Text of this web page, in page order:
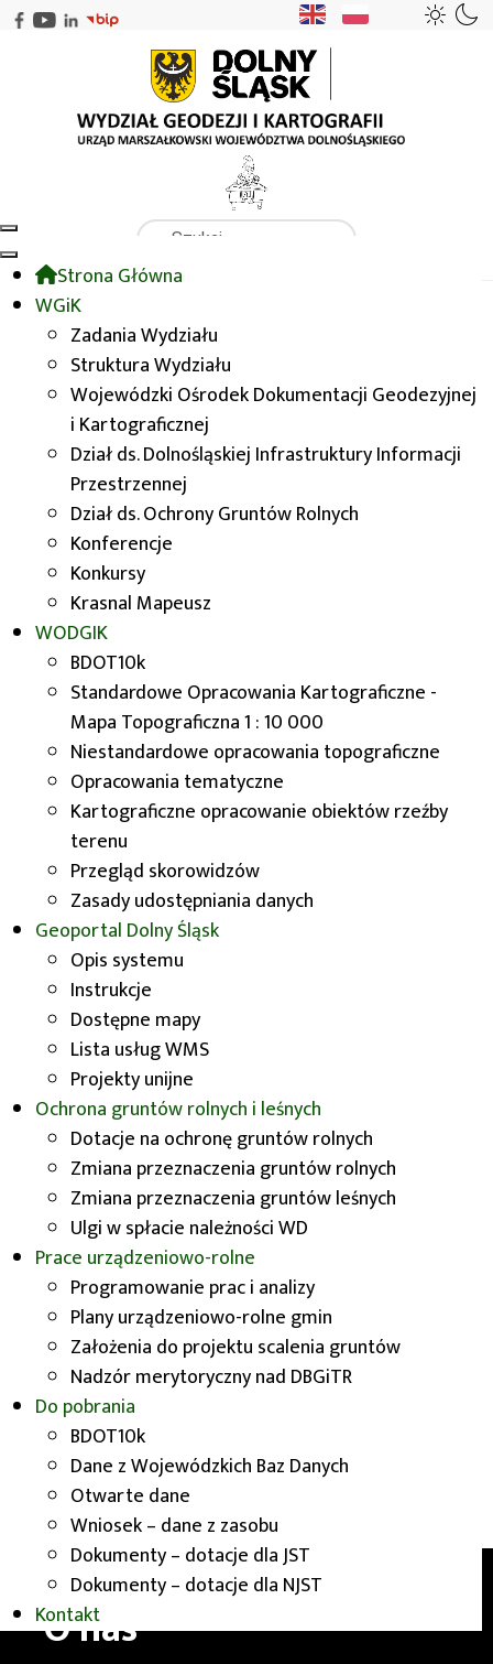
Szukaj
Strona Główna
WGiK
Zadania Wydziału
Struktura Wydziału
Wojewódzki Ośrodek Dokumentacji Geodezyjnej
i Kartograficznej
Dział ds. Dolnośląskiej Infrastruktury Informacji
Przestrzennej
Dział ds. Ochrony Gruntów Rolnych
Konferencje
Konkursy
Krasnal Mapeusz
WODGIK
BDOT10k
Standardowe Opracowania Kartograficzne -
Mapa Topograficzna 1 : 10 000
Niestandardowe opracowania topograficzne
Opracowania tematyczne
Kartograficzne opracowanie obiektów rzeźby
terenu
Przegląd skorowidzów
Zasady udostępniania danych
Geoportal Dolny Śląsk
Opis systemu
Instrukcje
Dostępne mapy
Lista usług WMS
Projekty unijne
Ochrona gruntów rolnych i leśnych
Dotacje na ochronę gruntów rolnych
Zmiana przeznaczenia gruntów rolnych
Zmiana przeznaczenia gruntów leśnych
Ulgi w spłacie należności WD
Prace urządzeniowo-rolne
Programowanie prac i analizy
Plany urządzeniowo-rolne gmin
Założenia do projektu scalenia gruntów
Nadzór merytoryczny nad DBGiTR
Do pobrania
BDOT10k
Dane z Wojewódzkich Baz Danych
Otwarte dane
Wniosek – dane z zasobu
Dokumenty – dotacje dla JST
Dokumenty – dotacje dla NJST
Kontakt
WGiK
Zasady udostępniania
danych
Zasady udostępniania
materiałów z zasobu
Przykładowe arkusze
Przegląd skorowidzów
O nas